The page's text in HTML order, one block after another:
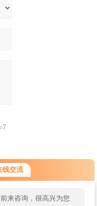
线交流
来咨询，很高兴为您